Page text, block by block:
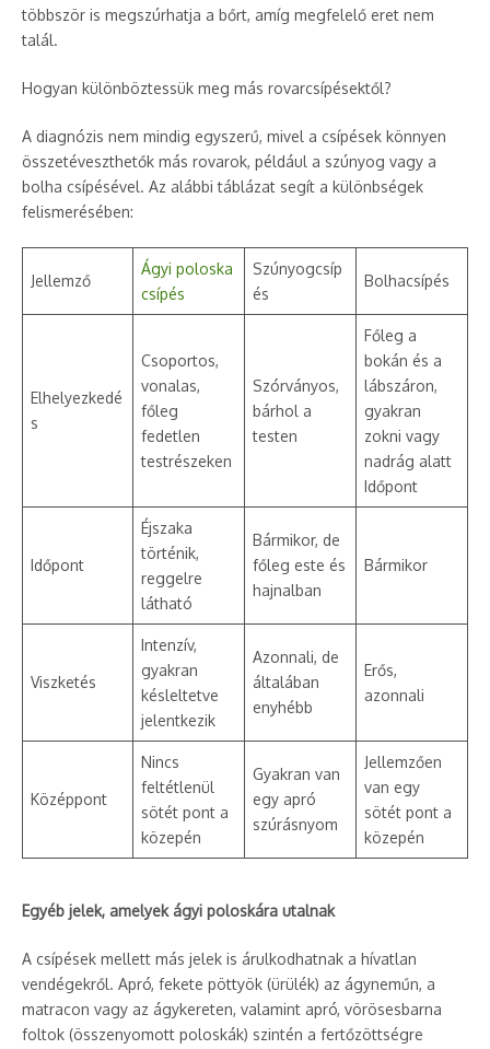
többször is megszúrhatja a bőrt, amíg megfelelő eret nem
talál.
Hogyan különböztessük meg más rovarcsípésektől?
A diagnózis nem mindig egyszerű, mivel a csípések könnyen
összetéveszthetők más rovarok, például a szúnyog vagy a
bolha csípésével. Az alábbi táblázat segít a különbségek
felismerésében:
Jellemző
Ágyi poloska
csípés
Szúnyogcsíp
és
Bolhacsípés
Elhelyezkedé
s
Csoportos,
vonalas,
főleg
fedetlen
testrészeken
Szórványos,
bárhol a
testen
Főleg a
bokán és a
lábszáron,
gyakran
zokni vagy
nadrág alatt
Időpont
Időpont
Éjszaka
történik,
reggelre
látható
Bármikor, de
főleg este és
hajnalban
Bármikor
Viszketés
Intenzív,
gyakran
késleltetve
jelentkezik
Azonnali, de
általában
enyhébb
Erős,
azonnali
Középpont
Nincs
feltétlenül
sötét pont a
közepén
Gyakran van
egy apró
szúrásnyom
Jellemzően
van egy
sötét pont a
közepén
Egyéb jelek, amelyek ágyi poloskára utalnak
A csípések mellett más jelek is árulkodhatnak a hívatlan
vendégekről. Apró, fekete pöttyök (ürülék) az ágyneműn, a
matracon vagy az ágykereten, valamint apró, vörösesbarna
foltok (összenyomott poloskák) szintén a fertőzöttségre